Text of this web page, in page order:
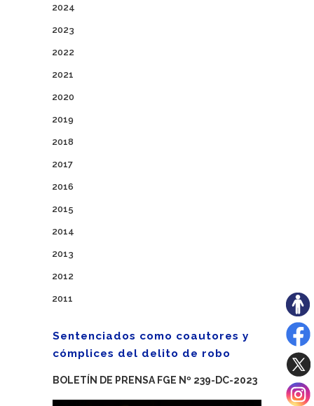
2024
2023
2022
2021
2020
2019
2018
2017
2016
2015
2014
2013
2012
2011
Sentenciados como coautores y
cómplices del delito de robo
BOLETÍN DE PRENSA FGE Nº 239-DC-2023